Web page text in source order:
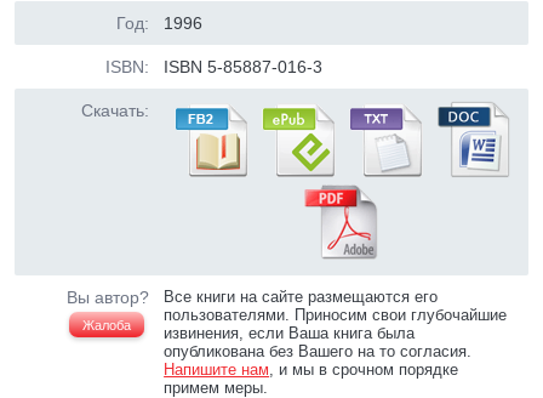
Год: 1996
ISBN: ISBN 5-85887-016-3
Скачать:
Вы автор?
Жалоба
Все книги на сайте размещаются его
пользователями. Приносим свои глубочайшие
извинения, если Ваша книга была
опубликована без Вашего на то согласия.
Напишите нам, и мы в срочном порядке
примем меры.